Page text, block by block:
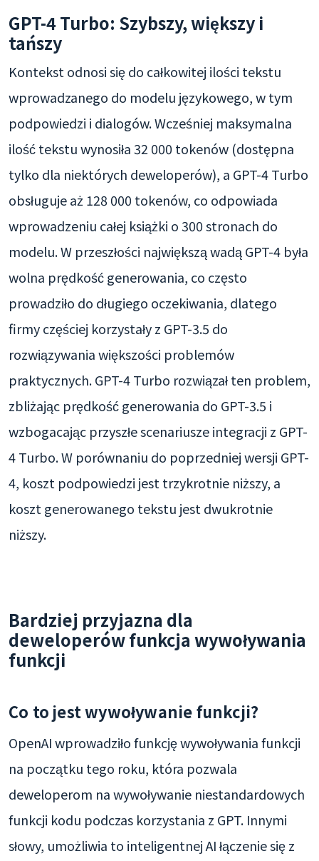
GPT-4 Turbo: Szybszy, większy i
tańszy
Kontekst odnosi się do całkowitej ilości tekstu
wprowadzanego do modelu językowego, w tym
podpowiedzi i dialogów. Wcześniej maksymalna
ilość tekstu wynosiła 32 000 tokenów (dostępna
tylko dla niektórych deweloperów), a GPT-4 Turbo
obsługuje aż 128 000 tokenów, co odpowiada
wprowadzeniu całej książki o 300 stronach do
modelu. W przeszłości największą wadą GPT-4 była
wolna prędkość generowania, co często
prowadziło do długiego oczekiwania, dlatego
firmy częściej korzystały z GPT-3.5 do
rozwiązywania większości problemów
praktycznych. GPT-4 Turbo rozwiązał ten problem,
zbliżając prędkość generowania do GPT-3.5 i
wzbogacając przyszłe scenariusze integracji z GPT-
4 Turbo. W porównaniu do poprzedniej wersji GPT-
4, koszt podpowiedzi jest trzykrotnie niższy, a
koszt generowanego tekstu jest dwukrotnie
niższy.
Bardziej przyjazna dla
deweloperów funkcja wywoływania
funkcji
Co to jest wywoływanie funkcji?
OpenAI wprowadziło funkcję wywoływania funkcji
na początku tego roku, która pozwala
deweloperom na wywoływanie niestandardowych
funkcji kodu podczas korzystania z GPT. Innymi
słowy, umożliwia to inteligentnej AI łączenie się z